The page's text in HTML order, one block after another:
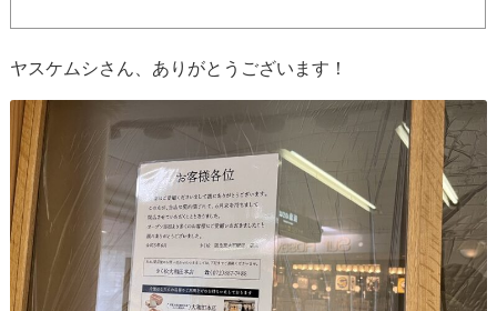
ヤスケムシさん、ありがとうございます！